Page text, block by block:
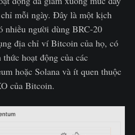
mỗi ngày. Đây là một kịch
nhiều người dùng BRC-20
địa chỉ ví Bitcoin của họ, có
hoạt động của các
hoặc Solana và ít quen thuộc
của Bitcoin.